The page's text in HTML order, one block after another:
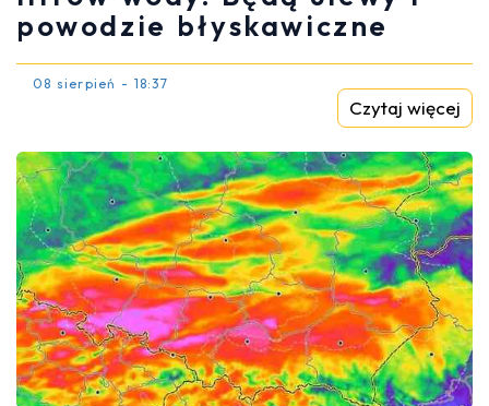
powodzie błyskawiczne
08 sierpień - 18:37
Czytaj więcej